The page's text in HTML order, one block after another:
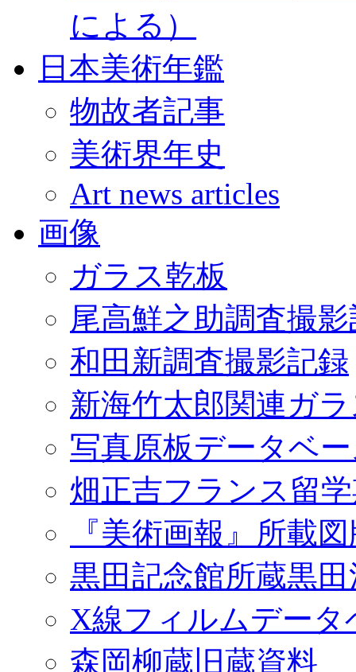
による）
日本美術年鑑
物故者記事
美術界年史
Art news articles
画像
ガラス乾板
尾高鮮之助調査撮
和田新調査撮影記録
新海竹太郎関連ガ
写真原板データベ
畑正吉フランス留
『美術画報』所載
黒田記念館所蔵黒
X線フィルムデータ
森岡柳蔵旧蔵資料